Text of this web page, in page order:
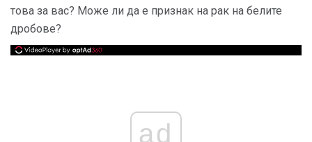
това за вас? Може ли да е признак на рак на белите
дробове?
ad